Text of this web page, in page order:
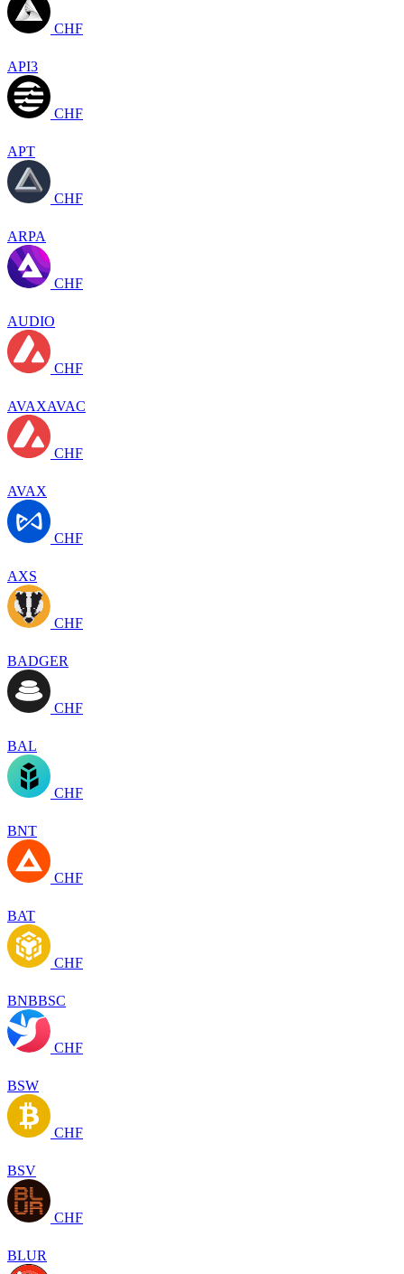
CHF
API3
CHF
APT
CHF
ARPA
CHF
AUDIO
CHF
AVAXAVAC
CHF
AVAX
CHF
AXS
CHF
BADGER
CHF
BAL
CHF
BNT
CHF
BAT
CHF
BNBBSC
CHF
BSW
CHF
BSV
CHF
BLUR